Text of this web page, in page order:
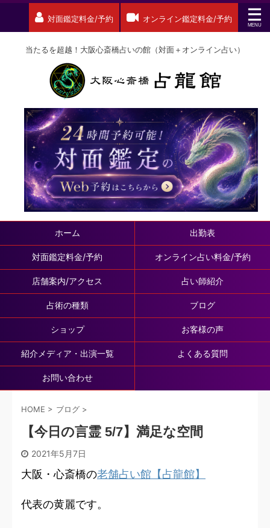
対面鑑定料金/予約 オンライン鑑定料金/予約
当たるを超越！大阪心斎橋占いの館（対面＋オンライン占い）
ホーム 出勤表
対面鑑定料金/予約 オンライン占い料金/予約
店舗案内/アクセス 占い師紹介
占術の種類 ブログ
ショップ お客様の声
紹介メディア・出演一覧 よくある質問
お問い合わせ
HOME > ブログ >
【今日の言霊 5/7】満足な空間
2021年5月7日
大阪・心斎橋の老舗占い館【占龍館】
代表の黄麗です。